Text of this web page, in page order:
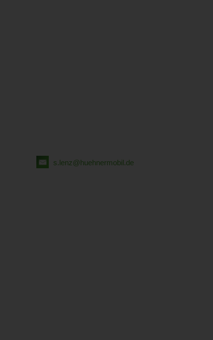
s.lenz@huehnermobil.de